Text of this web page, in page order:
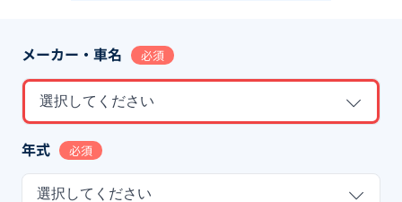
メーカー・車名 必須
選択してください
年式 必須
選択してください